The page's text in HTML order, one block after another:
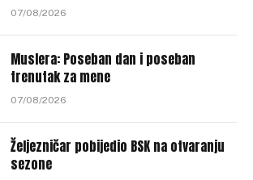
07/08/2026
Muslera: Poseban dan i poseban
trenutak za mene
07/08/2026
Željezničar pobijedio BSK na otvaranju
sezone